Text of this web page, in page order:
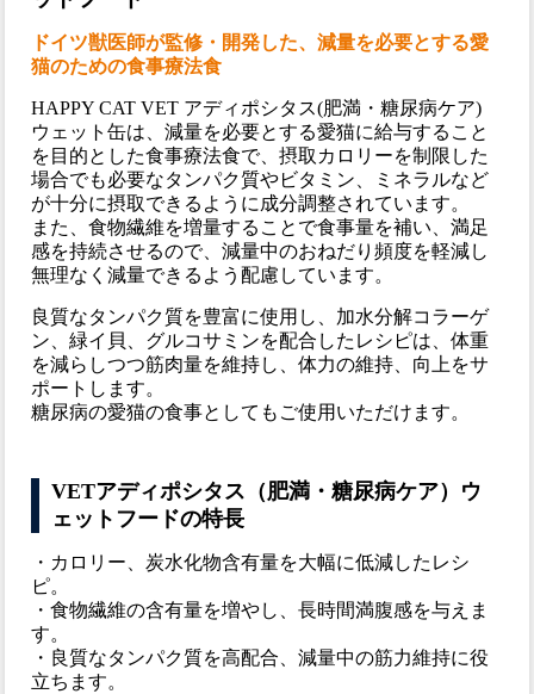
ドイツ獣医師が監修・開発した、減量を必要とする愛
猫のための食事療法食
HAPPY CAT VET アディポシタス(肥満・糖尿病ケア)
ウェット缶は、減量を必要とする愛猫に給与すること
を目的とした食事療法食で、摂取カロリーを制限した
場合でも必要なタンパク質やビタミン、ミネラルなど
が十分に摂取できるように成分調整されています。
また、食物繊維を増量することで食事量を補い、満足
感を持続させるので、減量中のおねだり頻度を軽減し
無理なく減量できるよう配慮しています。
良質なタンパク質を豊富に使用し、加水分解コラーゲ
ン、緑イ貝、グルコサミンを配合したレシピは、体重
を減らしつつ筋肉量を維持し、体力の維持、向上をサ
ポートします。
糖尿病の愛猫の食事としてもご使用いただけます。
VETアディポシタス（肥満・糖尿病ケア）ウ
ェットフードの特長
・カロリー、炭水化物含有量を大幅に低減したレシ
ピ。
・食物繊維の含有量を増やし、長時間満腹感を与えま
す。
・良質なタンパク質を高配合、減量中の筋力維持に役
立ちます。